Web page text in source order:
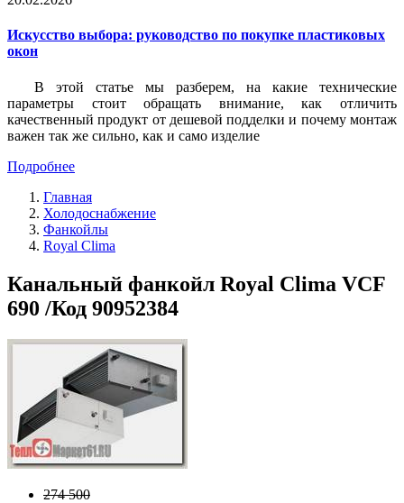
Искусство выбора: руководство по покупке пластиковых
окон
В этой статье мы разберем, на какие технические
параметры стоит обращать внимание, как отличить
качественный продукт от дешевой подделки и почему монтаж
важен так же сильно, как и само изделие
Подробнее
Главная
Холодоснабжение
Фанкойлы
Royal Clima
Канальный фанкойл Royal Clima VCF
690 /Код 90952384
274 500